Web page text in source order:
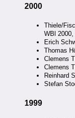
2000
Thiele/
WBl 2000,
Erich
Thomas
Clemens
Clemens
Reinhard
Stefan
1999